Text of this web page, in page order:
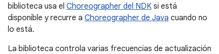
biblioteca usa el Choreographer del NDK si está
disponible y recurre a Choreographer de Java cuando no
lo está.
La biblioteca controla varias frecuencias de actualización